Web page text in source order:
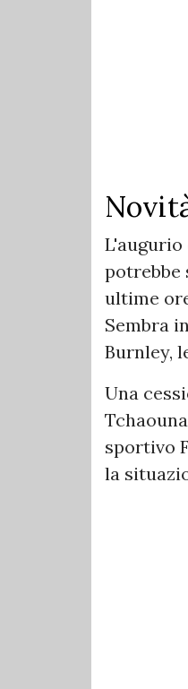
potrebbe
ultime
Sembra
Burnley,
Una
sportivo
la